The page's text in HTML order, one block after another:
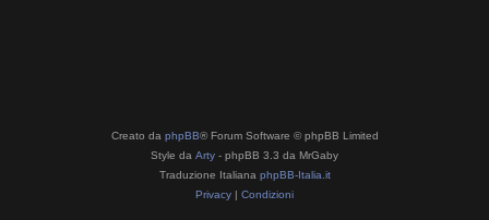
Creato da phpBB® Forum Software © phpBB Limited
Style da Arty - phpBB 3.3 da MrGaby
Traduzione Italiana phpBB-Italia.it
Privacy | Condizioni